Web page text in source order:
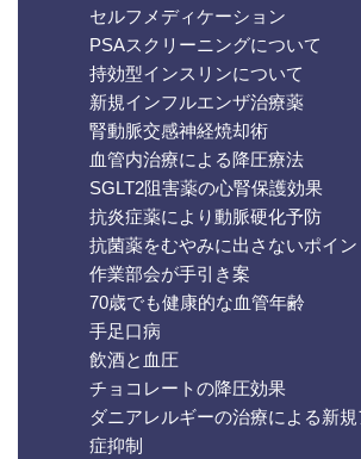
セルフメディケーション
PSAスクリーニングについて
持効型インスリンについて
新規インフルエンザ治療薬
腎動脈交感神経焼却術
血管内治療による降圧療法
SGLT2阻害薬の心腎保護効果
抗炎症薬により動脈硬化予防
抗菌薬をむやみに出さないポイ
作業部会が手引き案
70歳でも健康的な血管年齢
手足口病
飲酒と血圧
チョコレートの降圧効果
ダニアレルギーの治療による新
症抑制